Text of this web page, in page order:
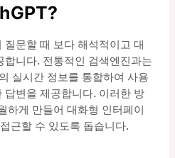
문할 때 보다 해석적이고 대
합니다. 전통적인 검색엔진과는
실시간 정보를 통합하여 사용
답변을 제공합니다. 이러한 방
하게 만들어 대화형 인터페이
근할 수 있도록 돕습니다.